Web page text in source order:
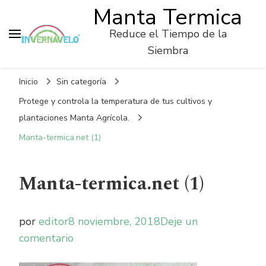
Manta Termica
Reduce el Tiempo de la
Siembra
Inicio
Sin categoría
Protege y controla la temperatura de tus cultivos y
plantaciones Manta Agrícola.
Manta-termica.net (1)
Manta-termica.net (1)
por editor8 noviembre, 2018Deje un
comentario